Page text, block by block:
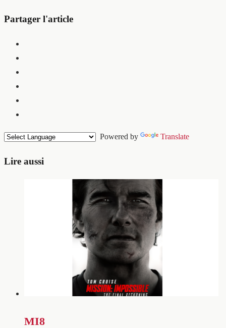
Partager l'article
Powered by Translate
Lire aussi
MI8